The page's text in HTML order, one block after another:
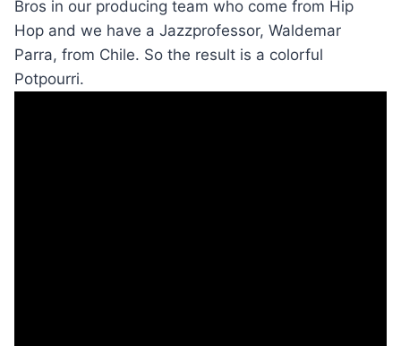
Bros in our producing team who come from Hip
Hop and we have a Jazzprofessor, Waldemar
Parra, from Chile. So the result is a colorful
Potpourri.